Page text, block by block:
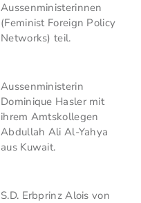
Aussenministerinnen
(Feminist Foreign Policy
Networks) teil.
Aussenministerin
Dominique Hasler mit
ihrem Amtskollegen
Abdullah Ali Al-Yahya
aus Kuwait.
S.D. Erbprinz Alois von